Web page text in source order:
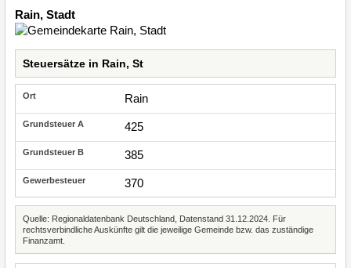
Rain, Stadt
Steuersätze in Rain, St
Rain
425
385
370
Quelle: Regionaldatenbank Deutschland, Datenstand 31.12.2024. Für
rechtsverbindliche Auskünfte gilt die jeweilige Gemeinde bzw. das zuständige
Finanzamt.